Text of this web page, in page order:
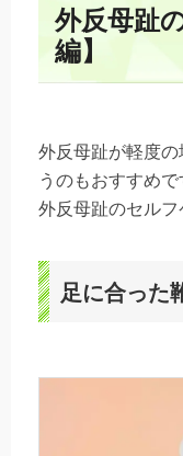
外反母趾
編】
外反母趾が軽度
うのもおすすめ
外反母趾のセルフ
足に合った